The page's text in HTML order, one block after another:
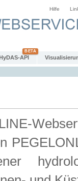
Hilfe
API